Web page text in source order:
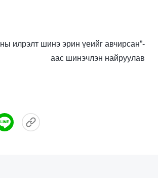
илрэлт шинэ эрин үеийг авчирсан”-
аас шинэчлэн найруулав